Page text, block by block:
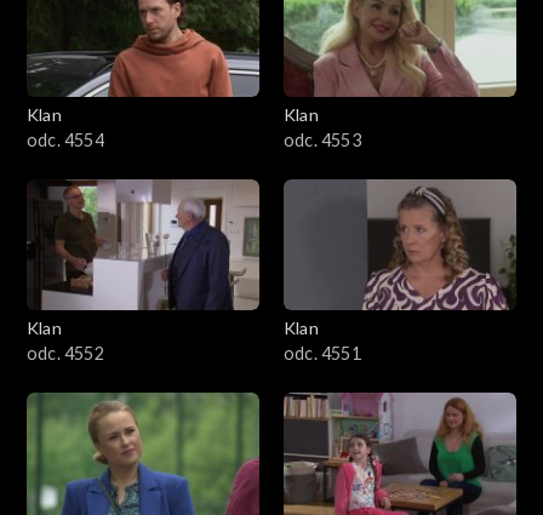
Klan
odc. 4554
Klan
odc. 4553
Klan
odc. 4552
Klan
odc. 4551